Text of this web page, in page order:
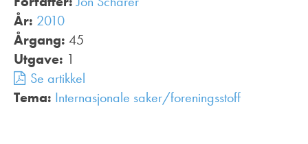
År: 2010
Årgang: 45
Utgave: 1
Se artikkel
Tema: Internasjonale saker/foreningsstoff